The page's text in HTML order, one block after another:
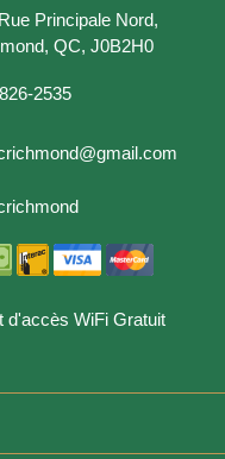
Principale Nord,
QC, J0B2H0
2535
d'accès WiFi Gratuit